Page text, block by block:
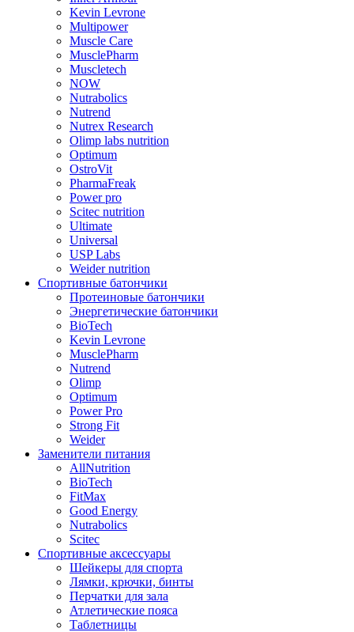
Kevin Levrone
Multipower
Muscle Care
MusclePharm
Muscletech
NOW
Nutrabolics
Nutrend
Nutrex Research
Olimp labs nutrition
Optimum
OstroVit
PharmaFreak
Power pro
Scitec nutrition
Ultimate
Universal
USP Labs
Weider nutrition
Спортивные батончики
Протеиновые батончики
Энергетические батончики
BioTech
Kevin Levrone
MusclePharm
Nutrend
Olimp
Optimum
Power Pro
Strong Fit
Weider
Заменители питания
AllNutrition
BioTech
FitMax
Good Energy
Nutrabolics
Scitec
Спортивные аксессуары
Шейкеры для спорта
Лямки, крючки, бинты
Перчатки для зала
Атлетические пояса
Таблетницы